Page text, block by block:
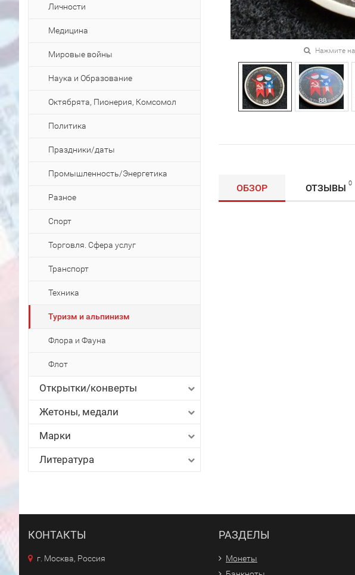
Личности
Медицина
Мировые войны
Наука и Образование
Октябрята, Пионерия, Комсомол
Политика
Праздники/даты
Промышленность/Энергетика
Разное
Спорт
Торговля. Сфера услуг
Транспорт
Техника
Туризм и альпинизм
Флора и Фауна
Флот
Открытки/конверты
Жетоны, медали
Марки
Литература
Нажмите
ОБЗОР ОТЗЫВЫ 0
КОНТАКТЫ
г. Москва, Россия
РАЗДЕЛЫ
Монеты